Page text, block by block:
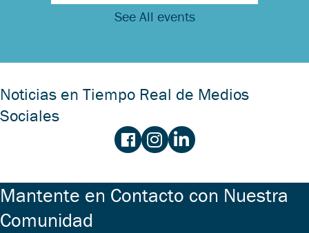
See All events
Noticias en Tiempo Real de Medios
Sociales
Mantente en Contacto con Nuestra
Comunidad